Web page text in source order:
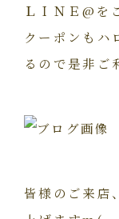
ＬＩＮＥ@を
クーポンもハ
るので是非ご
皆様のご来店